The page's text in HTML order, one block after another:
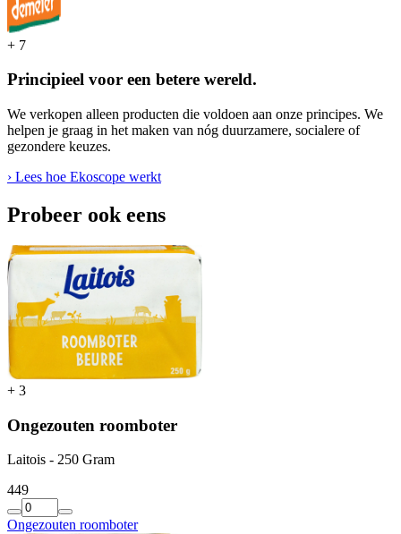
+ 7
Principieel voor een betere wereld.
We verkopen alleen producten die voldoen aan onze principes. We
helpen je graag in het maken van nóg duurzamere, socialere of
gezondere keuzes.
› Lees hoe Ekoscope werkt
Probeer ook eens
+ 3
Ongezouten roomboter
Laitois - 250 Gram
449
Ongezouten roomboter